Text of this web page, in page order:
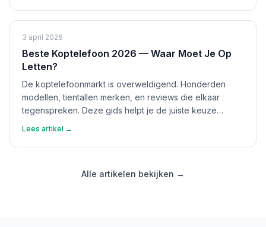
3 april 2026
Beste Koptelefoon 2026 — Waar Moet Je Op
Letten?
De koptelefoonmarkt is overweldigend. Honderden
modellen, tientallen merken, en reviews die elkaar
tegenspreken. Deze gids helpt je de juiste keuze
Lees artikel →
Alle artikelen bekijken →